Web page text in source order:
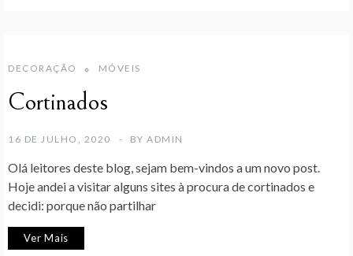
DECORAÇÃO MÓVEIS
Cortinados
16 DE JULHO, 2020 BY ADMIN
Olá leitores deste blog, sejam bem-vindos a um novo post.
Hoje andei a visitar alguns sites à procura de cortinados e
decidi: porque não partilhar
Ver Mais